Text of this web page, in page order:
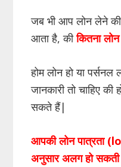
जब भी आप लोन लेने
आता है, कीकितना
होम लोन हो या पर्सनल
जानकारी तो चाहिए
सकते हैं|
आपकी लोन पात्रता
अनुसार अलग हो